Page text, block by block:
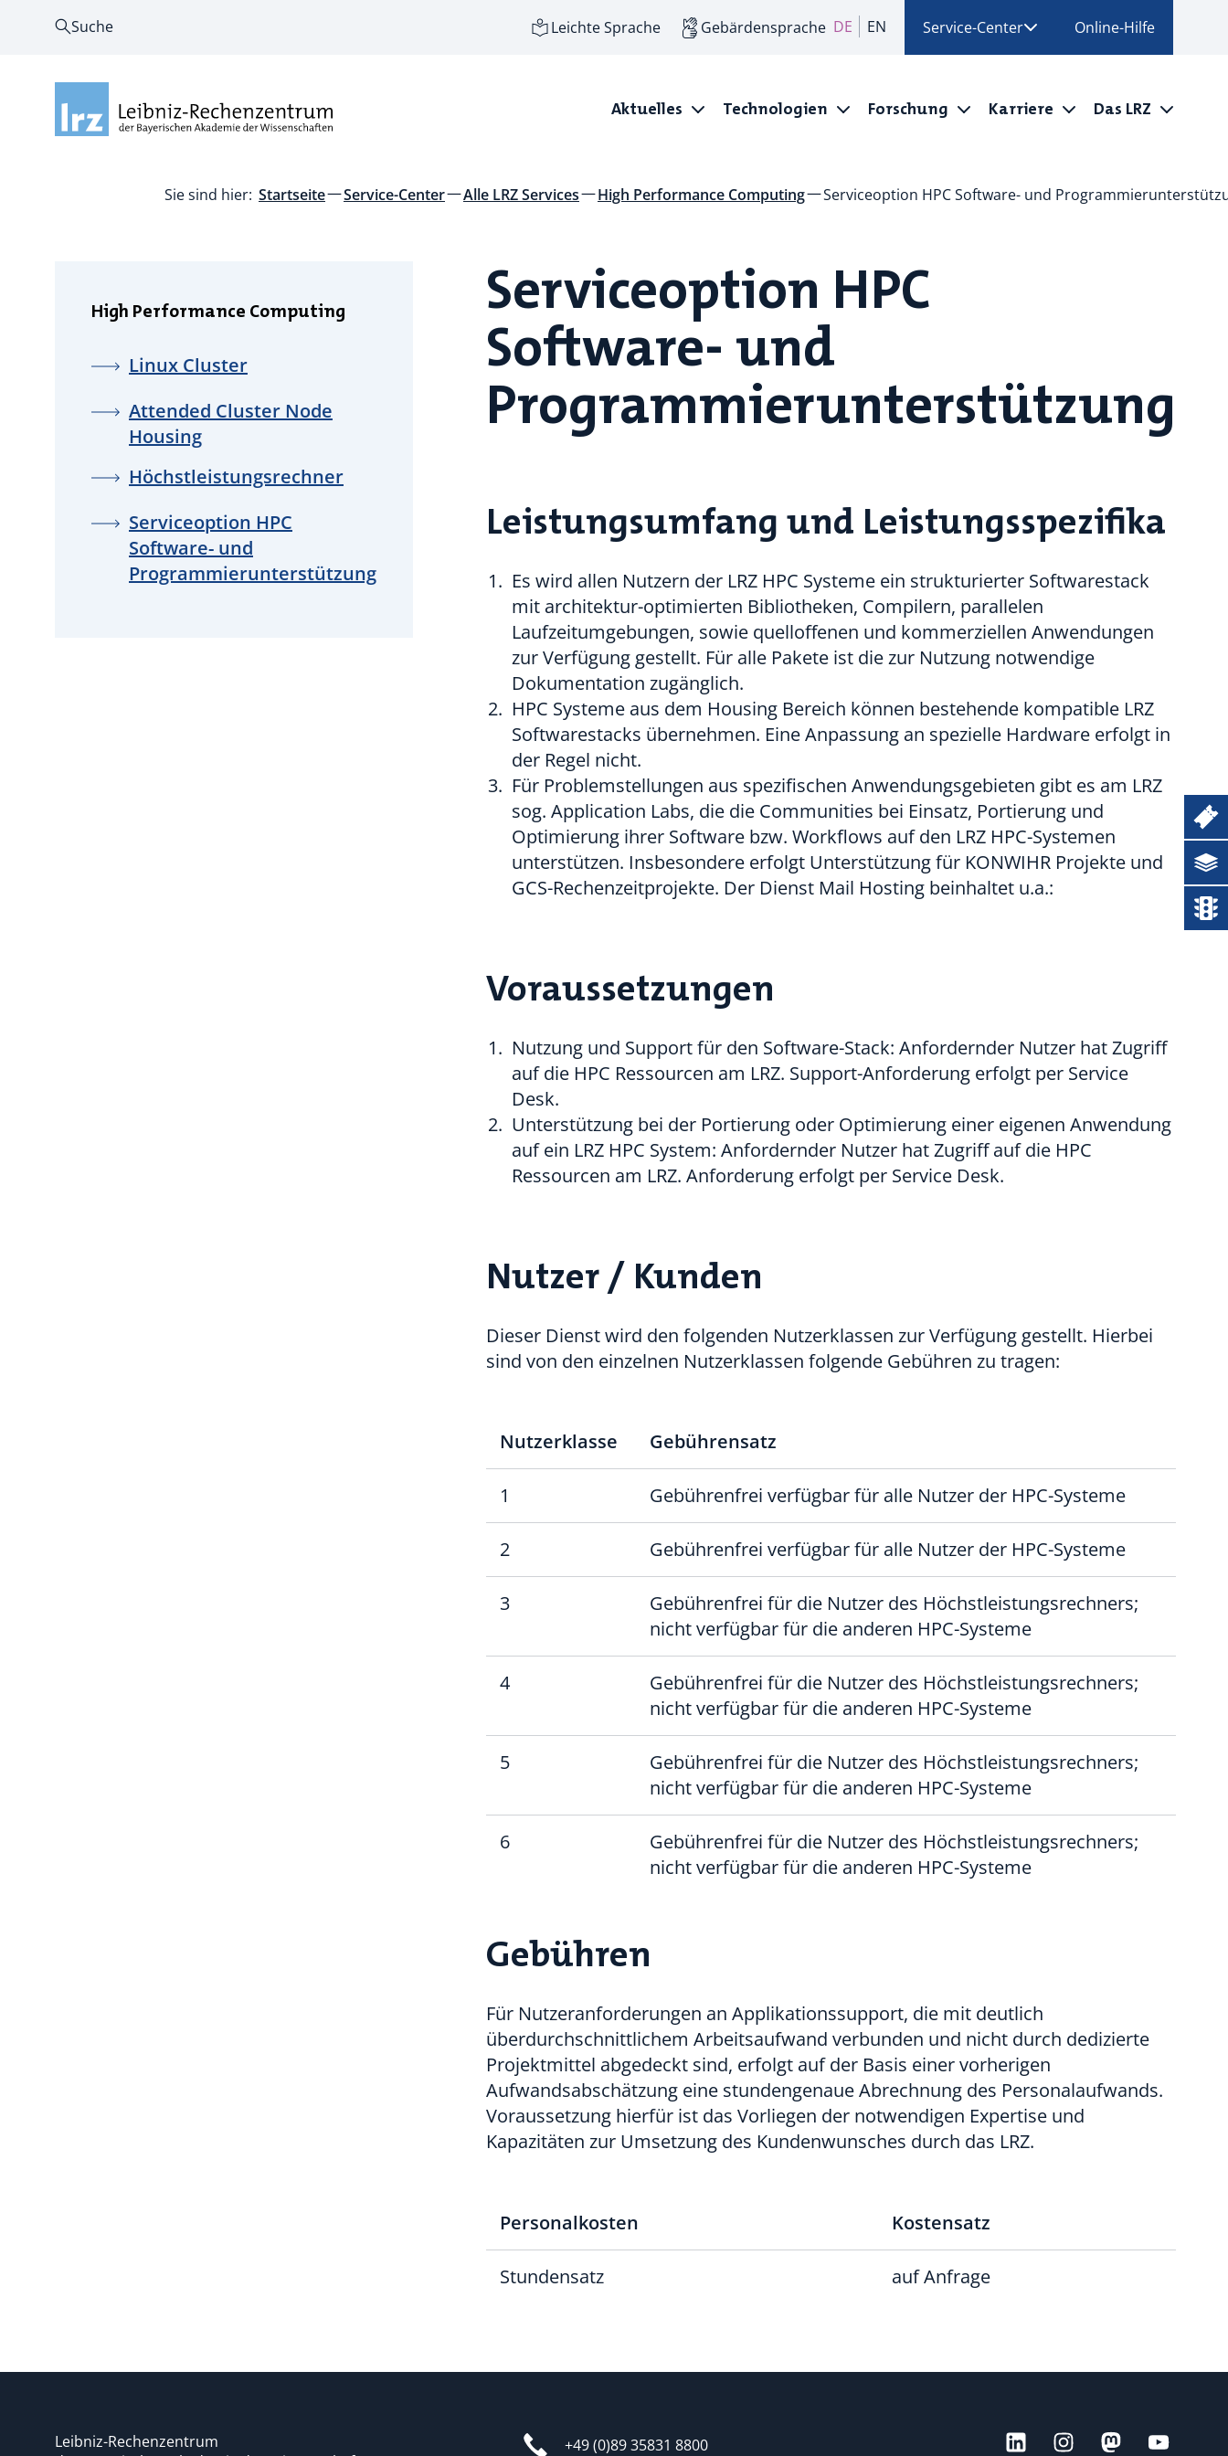
Suche Leichte Sprache Gebärdensprache DE EN Service-Center Online-Hilfe
Aktuelles Technologien Forschung Karriere Das LRZ
Sie sind hier: Startseite Service-Center Alle LRZ Services High Performance Computing Serviceoption HPC Software- und
High Performance Computing
Linux Cluster
Attended Cluster Node
Housing
Höchstleistungsrechner
Serviceoption HPC
Software- und
Programmierunterstützung
Serviceoption HPC
Software- und
Programmierunterstützung
Leistungsumfang und Leistungsspezifika
Es wird allen Nutzern der LRZ HPC Systeme ein strukturierter Softwarestack
mit architektur-optimierten Bibliotheken, Compilern, parallelen
Laufzeitumgebungen, sowie quelloffenen und kommerziellen Anwendungen
zur Verfügung gestellt. Für alle Pakete ist die zur Nutzung notwendige
Dokumentation zugänglich.
HPC Systeme aus dem Housing Bereich können bestehende kompatible LRZ
Softwarestacks übernehmen. Eine Anpassung an spezielle Hardware erfolgt in
der Regel nicht.
Für Problemstellungen aus spezifischen Anwendungsgebieten gibt es am LRZ
sog. Application Labs, die die Communities bei Einsatz, Portierung und
Optimierung ihrer Software bzw. Workflows auf den LRZ HPC-Systemen
unterstützen. Insbesondere erfolgt Unterstützung für KONWIHR Projekte und
GCS-Rechenzeitprojekte. Der Dienst Mail Hosting beinhaltet u.a.:
Voraussetzungen
Nutzung und Support für den Software-Stack: Anfordernder Nutzer hat Zugriff
auf die HPC Ressourcen am LRZ. Support-Anforderung erfolgt per Service
Desk.
Unterstützung bei der Portierung oder Optimierung einer eigenen Anwendung
auf ein LRZ HPC System: Anfordernder Nutzer hat Zugriff auf die HPC
Ressourcen am LRZ. Anforderung erfolgt per Service Desk.
Nutzer / Kunden
Dieser Dienst wird den folgenden Nutzerklassen zur Verfügung gestellt. Hierbei
sind von den einzelnen Nutzerklassen folgende Gebühren zu tragen:
Nutzerklasse Gebührensatz
1 Gebührenfrei verfügbar für alle Nutzer der HPC-Systeme
2 Gebührenfrei verfügbar für alle Nutzer der HPC-Systeme
3
Gebührenfrei für die Nutzer des Höchstleistungsrechners;
nicht verfügbar für die anderen HPC-Systeme
4
Gebührenfrei für die Nutzer des Höchstleistungsrechners;
nicht verfügbar für die anderen HPC-Systeme
5
Gebührenfrei für die Nutzer des Höchstleistungsrechners;
nicht verfügbar für die anderen HPC-Systeme
6
Gebührenfrei für die Nutzer des Höchstleistungsrechners;
nicht verfügbar für die anderen HPC-Systeme
Gebühren
Für Nutzeranforderungen an Applikationssupport, die mit deutlich
überdurchschnittlichem Arbeitsaufwand verbunden und nicht durch dedizierte
Projektmittel abgedeckt sind, erfolgt auf der Basis einer vorherigen
Aufwandsabschätzung eine stundengenaue Abrechnung des Personalaufwands.
Voraussetzung hierfür ist das Vorliegen der notwendigen Expertise und
Kapazitäten zur Umsetzung des Kundenwunsches durch das LRZ.
Personalkosten Kostensatz
Stundensatz auf Anfrage
Ticketsystem
Dokumentation
Leibniz-Rechenzentrum
+49 (0)89 35831 8800